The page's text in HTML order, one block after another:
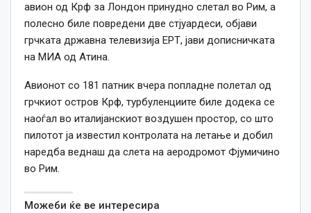
авион од Крф за Лондон принудно слетал во Рим, а
полесно биле повредени две стјуардеси, објави
грчката државна телевизија ЕРТ, јави дописничката
на МИА од Атина.
Авионот со 181 патник вчера попладне полетал од
грчкиот остров Крф, турбуленциите биле додека се
наоѓал во италијанскиот воздушен простор, со што
пилотот ја известил контролата на летање и добил
наредба веднаш да слета на аеродромот Фјумичино
во Рим.
Можеби ќе ве интересира